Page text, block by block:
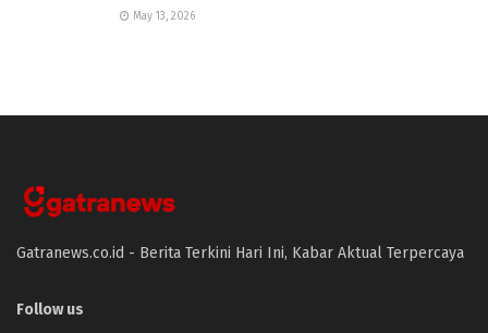
May 13, 2026
Gatranews.co.id - Berita Terkini Hari Ini, Kabar Aktual Terpercaya
Follow us